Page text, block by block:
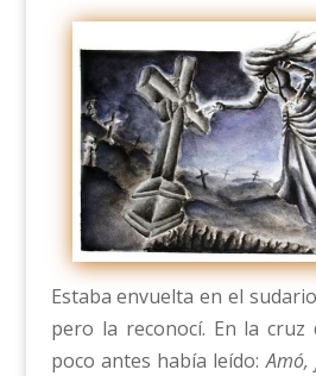
Estaba envuelta en el
pero la reconocí. En la cruz
poco antes había leído:Amó,